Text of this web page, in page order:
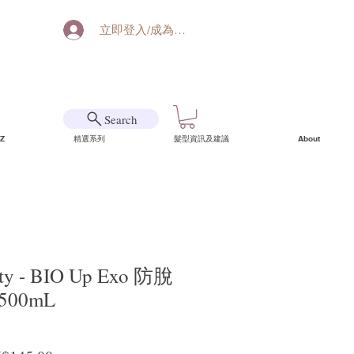
立即登入/成為會員
Search
精選系列 髮型資訊及建議 About
- BIO Up Exo 防脫